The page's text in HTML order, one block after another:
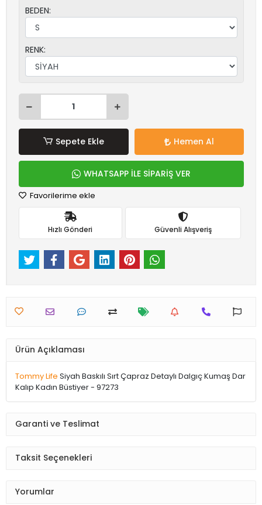
BEDEN:
RENK:
Sepete Ekle Hemen Al
WHATSAPP İLE SİPARİŞ VER
Favorilerime ekle
Hızlı Gönderi Güvenli Alışveriş
Ürün Açıklaması
Tommy Life Siyah Baskılı Sırt Çapraz Detaylı Dalgıç Kumaş Dar
Kalıp Kadın Büstiyer - 97273
Garanti ve Teslimat
Taksit Seçenekleri
Yorumlar